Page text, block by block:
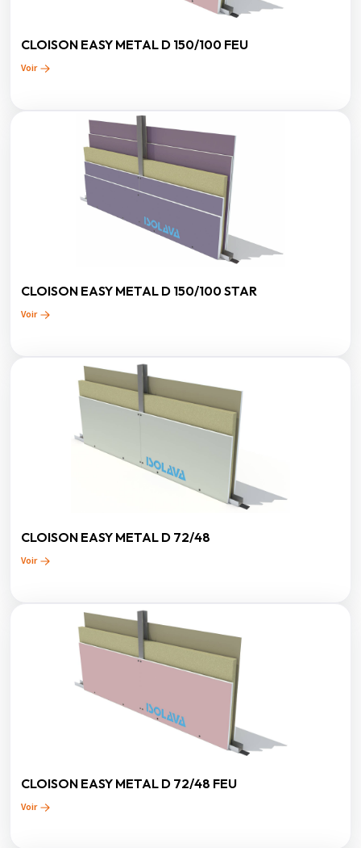
CLOISON EASY METAL D 150/100 FEU
Voir
CLOISON EASY METAL D 150/100 STAR
Voir
CLOISON EASY METAL D 72/48
Voir
CLOISON EASY METAL D 72/48 FEU
Voir